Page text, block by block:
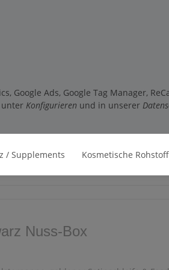
Ads, Google Tag Manager,
unter Konfigurieren und in unserer
/ Supplements Kosmetische
Nuss-Box